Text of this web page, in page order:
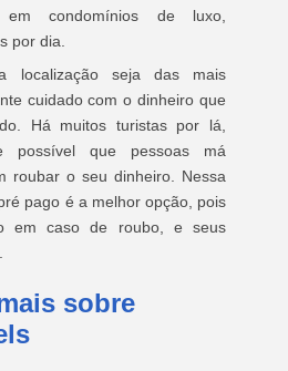
em condomínios de luxo,
por dia.
localização seja das mais
cuidado com o dinheiro que
Há muitos turistas por lá,
possível que pessoas má
roubar o seu dinheiro. Nessa
pago é a melhor opção, pois
em caso de roubo, e seus
sobre